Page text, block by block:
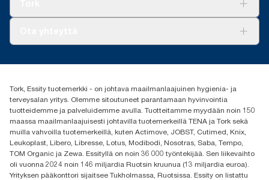
(+358) 9 5068 8222
Oy Essity Finland Ab
Revontulenkuja 1
02100 Espoo
Tork, Essity tuotemerkki - on johtava maailmanlaajuinen hygienia- ja
terveysalan yritys. Olemme sitoutuneet parantamaan hyvinvointia
tuotteidemme ja palveluidemme avulla. Tuotteitamme myydään noin 150
maassa maailmanlaajuisesti johtavilla tuotemerkeillä TENA ja Tork sekä
muilla vahvoilla tuotemerkeillä, kuten Actimove, JOBST, Cutimed, Knix,
Leukoplast, Libero, Libresse, Lotus, Modibodi, Nosotras, Saba, Tempo,
TOM Organic ja Zewa. Essityllä on noin 36 000 työntekijää. Sen liikevaihto
oli vuonna 2024 noin 146 miljardia Ruotsin kruunua (13 miljardia euroa).
Yrityksen pääkonttori sijaitsee Tukholmassa, Ruotsissa. Essity on listattu